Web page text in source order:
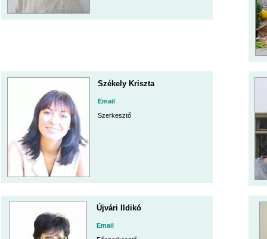
Székely Kriszta
Email
Szerkesztő
Újvári Ildikó
Email